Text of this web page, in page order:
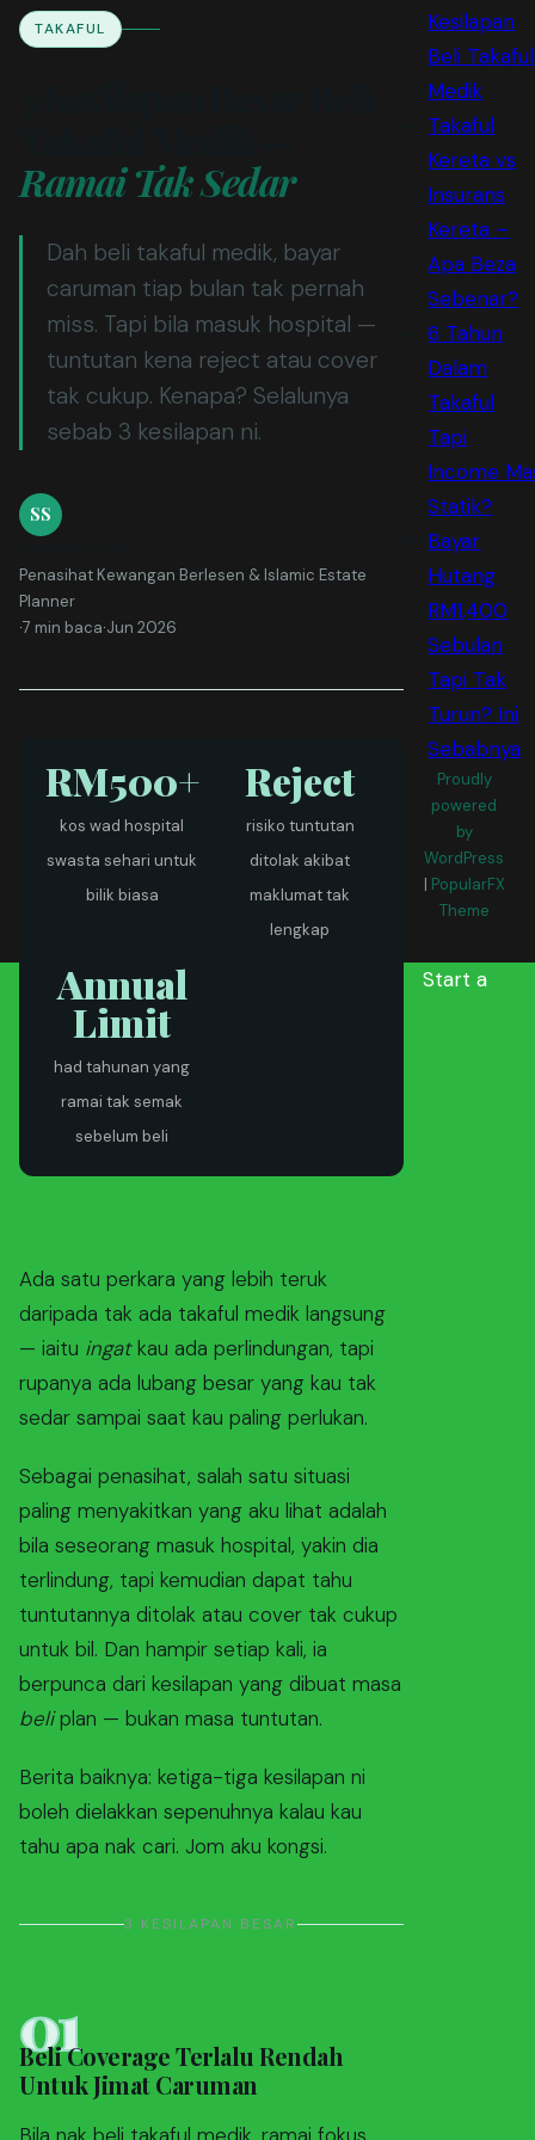
TAKAFUL
Ramai Tak Sedar
Dah beli takaful medik, bayar
caruman tiap bulan tak pernah
miss. Tapi bila masuk hospital —
tuntutan kena reject atau cover
tak cukup. Kenapa? Selalunya
sebab 3 kesilapan ni.
SS
Penasihat Kewangan Berlesen & Islamic Estate
Planner
·7 min baca·Jun 2026
RM500+
kos wad hospital
swasta sehari untuk
bilik biasa
Reject
risiko tuntutan
ditolak akibat
maklumat tak
lengkap
Annual
Limit
had tahunan yang
ramai tak semak
sebelum beli
Ada satu perkara yang lebih teruk
daripada tak ada takaful medik langsung
— iaitu ingatkau ada perlindungan, tapi
rupanya ada lubang besar yang kau tak
sedar sampai saat kau paling perlukan.
Sebagai penasihat, salah satu situasi
paling menyakitkan yang aku lihat adalah
bila seseorang masuk hospital, yakin dia
terlindung, tapi kemudian dapat tahu
tuntutannya ditolak atau cover tak cukup
untuk bil. Dan hampir setiap kali, ia
berpunca dari kesilapan yang dibuat masa
beliplan — bukan masa tuntutan.
Berita baiknya: ketiga-tiga kesilapan ni
boleh dielakkan sepenuhnya kalau kau
tahu apa nak cari. Jom aku kongsi.
3 KESILAPAN BESAR
01
Beli Coverage Terlalu Rendah
Untuk Jimat Caruman
Kesilapan
Beli Takaful
Medik
Takaful
Kereta vs
Insurans
Kereta –
Apa Beza
Sebenar?
6 Tahun
Dalam
Takaful
Tapi
Income
Statik?
Bayar
Hutang
RM1,400
Sebulan
Tapi Tak
Turun? Ini
Sebabnya
Proudly
powered
by
WordPress
| PopularFX
Theme
Start a